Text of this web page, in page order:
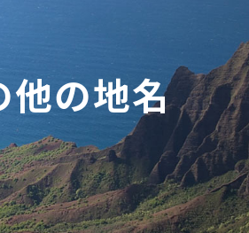
他の地名